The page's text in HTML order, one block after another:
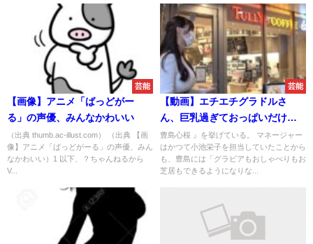
芸能
【画像】アニメ「ばっどがー
る」の声優、みんなかわいい
（出典 thumb.ac-illust.com） （出典 【画
像】アニメ「ばっどがーる」の声優、みん
なかわいい）1 以下、？ちゃんねるから
V...
芸能
【動画】エチエチグラドルさ
ん、巨乳過ぎておっぱいだけが
ぷかぷか浮かんでしまうｗｗｗ
豊島心桜 』を挙げている。 マネージャー
はかつて小池栄子を担当していたことから
も、豊島には「グラビアもおしゃべりもお
芝居もできるようになりな...